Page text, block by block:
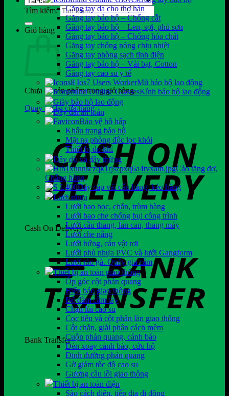
Tìm kiếm:
Giỏ hàng
Chưa có sản phẩm trong giỏ hàng.
Quay trở lại cửa hàng
Cash On Delivery
Bank Transfer
Găng tay da cho thợ hàn
Găng tay bảo hộ – Chống cắt
Găng tay bảo hộ – Len, sợi, phủ sơn
Găng tay bảo hộ – Chống hóa chất
Găng tay chống nóng chịu nhiệt
Găng tay phòng sạch tĩnh điện
Găng tay bảo hộ – Vải bạt, Cotton
Găng tay cao su y tế
Mũ bảo hộ lao động
Kính bảo hộ lao động
Giày bảo hộ lao động
Dây đai an toàn
Bảo vệ hô hấp
Khẩu trang bảo hộ
Mặt nạ phòng độc lọc khói
Thiết bị đo khí
Dây dù và dây thừng
Cảo tăng đơ,
Chằng hàng
Dây cáp vải cẩu hàng, kéo hàng
Lưới nhựa
Lưới bao bọc, chắn, trùm hàng
Lưới bao che chống bụi công trình
Lưới cầu thang, lan can, thang máy
Lưới che nắng
Lưới hứng, cản vật rơi
Lưới phủ nhựa PVC và lưới Gangform
Lưới rào gà. Quây gia cầm
Thiết bị an toàn giao thông
Ốp góc cột phản quang
Biển báo giao thông
Bộ đàm cầm tay
Chặn lùi cao su
Cọc tiêu và cột phân làn giao thông
Cột chắn, giải phân cách mềm
Cuộn phản quang, cảnh báo
Đèn xoay cảnh báo, cứu hộ
Đinh đường phản quang
Gờ giảm tốc độ cao su
Gương cầu lồi giao thông
Thiết bị an toàn điện
Sào cách điện, tiếp địa di động